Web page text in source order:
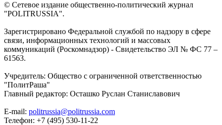
© Сетевое издание общественно-политический журнал
"POLITRUSSIA".
Зарегистрировано Федеральной службой по надзору в сфере
связи, информационных технологий и массовых
коммуникаций (Роскомнадзор) - Свидетельство ЭЛ № ФС 77 –
61563.
Учредитель: Общество с ограниченной ответственностью
"ПолитРаша"
Главный редактор: Осташко Руслан Станиславович
E-mail: politrussia@politrussia.com
Телефон: +7 (495) 530-11-22